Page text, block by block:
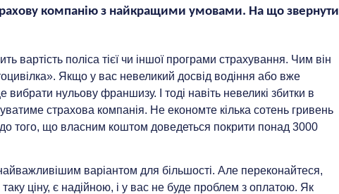
компанію з найкращими умовами. На що звернути
вартість поліса тієї чи іншої програми страхування. Чим він
Якщо у вас невеликий досвід водіння або вже
вибрати нульову франшизу. І тоді навіть невеликі збитки в
страхова компанія. Не економте кілька сотень гривень
до того, що власним коштом доведеться покрити понад 3000
варіантом для більшості. Але переконайтеся,
ціну, є надійною, і у вас не буде проблем з оплатою. Як